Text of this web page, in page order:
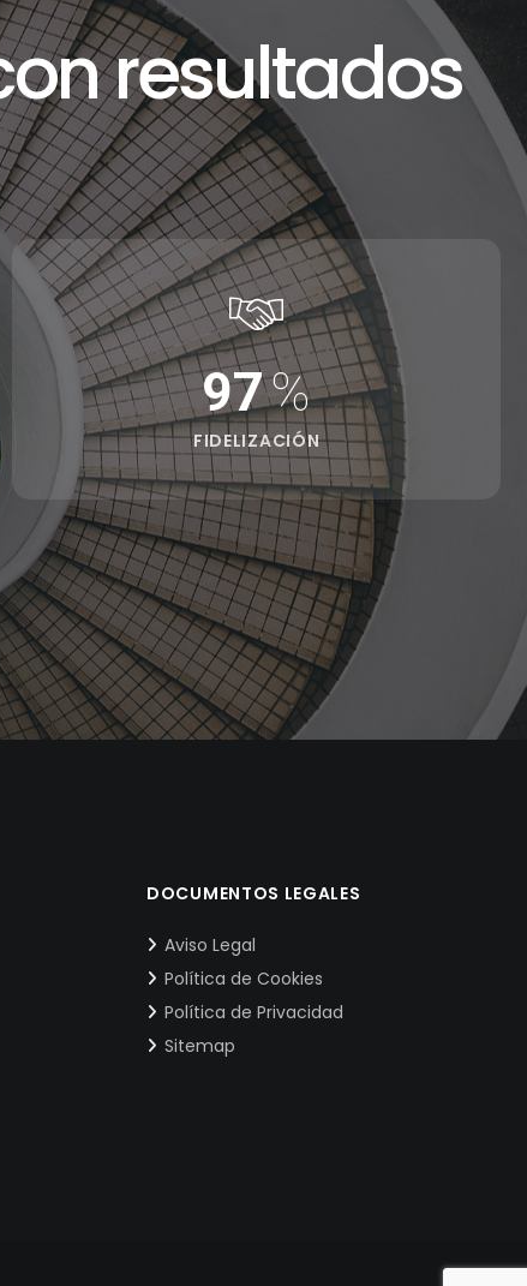
resultados
97%
FIDELIZACIÓN
DOCUMENTOS LEGALES
Aviso Legal
Política de Cookies
Política de Privacidad
Sitemap